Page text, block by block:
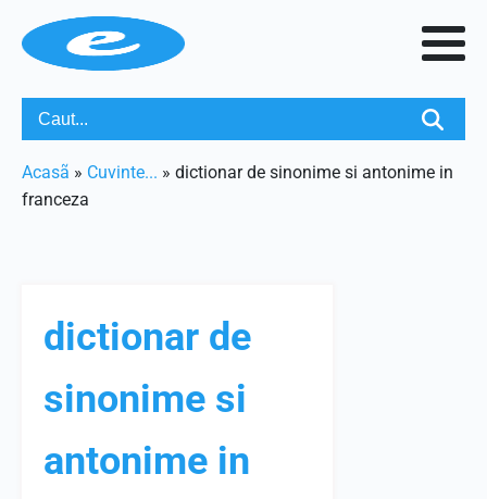
Acasã » Cuvinte... » dictionar de sinonime si antonime in
franceza
dictionar de
sinonime si
antonime in